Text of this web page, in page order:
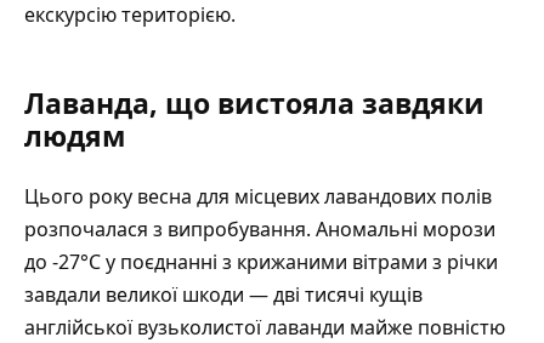
екскурсію територією.
Лаванда, що вистояла завдяки
людям
Цього року весна для місцевих лавандових полів
розпочалася з випробування. Аномальні морози
до -27°C у поєднанні з крижаними вітрами з річки
завдали великої шкоди — дві тисячі кущів
англійської вузьколистої лаванди майже повністю